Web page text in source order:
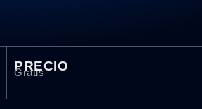
PRECIO
Gratis